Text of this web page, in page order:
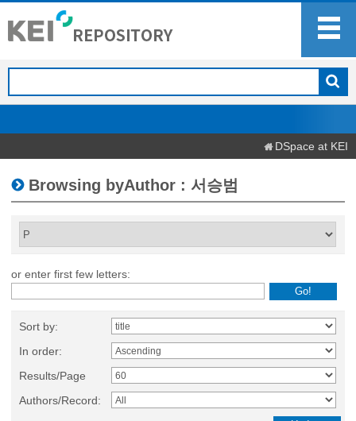
DSpace at KEI
Browsing byAuthor : 서승범
or enter first few letters:
Sort by:
In order:
Results/Page
Authors/Record: